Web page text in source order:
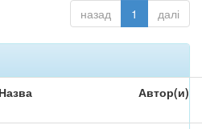
назад 1 далі
Назва Автор(и)